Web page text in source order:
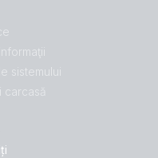
sistemului